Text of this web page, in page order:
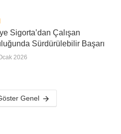
Sigorta’dan Çalışan
Sürdürülebilir Başarı
2026
Genel